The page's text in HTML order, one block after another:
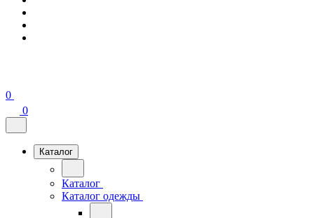
0
0
Каталог
Каталог
Каталог одежды